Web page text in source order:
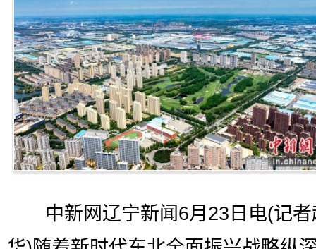
中新网辽宁新闻6月23日电(记者